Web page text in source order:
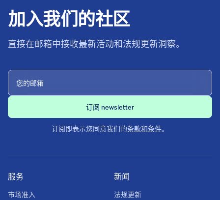
加入我们的社区
直接在邮箱中接收最新活动和法规更新洞察。
订阅即表示您同意我们的条款和条件。
新闻
法规更新
服务
市场准入